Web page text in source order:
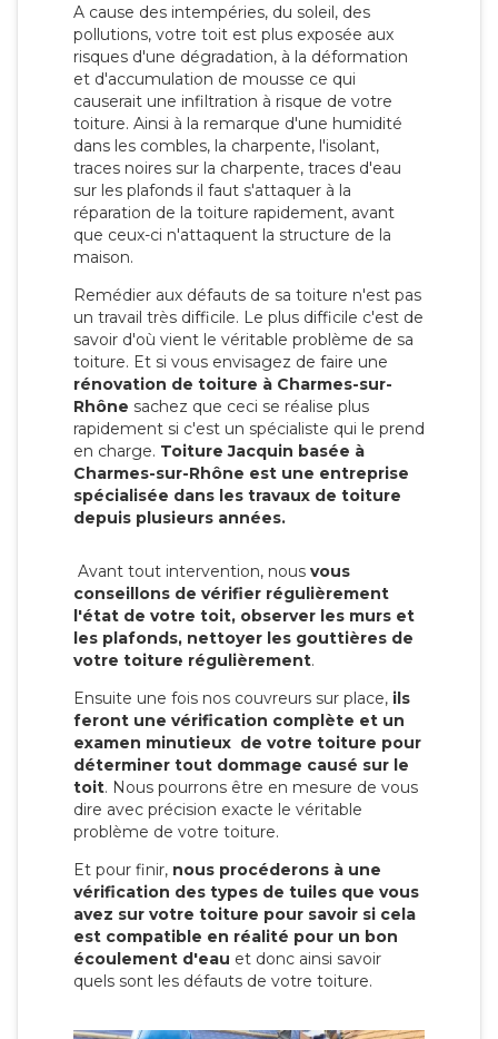
A cause des intempéries, du soleil, des
pollutions, votre toit est plus exposée aux
risques d'une dégradation, à la déformation
et d'accumulation de mousse ce qui
causerait une infiltration à risque de votre
toiture. Ainsi à la remarque d'une humidité
dans les combles, la charpente, l'isolant,
traces noires sur la charpente, traces d'eau
sur les plafonds il faut s'attaquer à la
réparation de la toiture rapidement, avant
que ceux-ci n'attaquent la structure de la
maison.
Remédier aux défauts de sa toiture n'est pas
un travail très difficile. Le plus difficile c'est de
savoir d'où vient le véritable problème de sa
toiture. Et si vous envisagez de faire une
rénovation de toiture à Charmes-sur-
Rhône sachez que ceci se réalise plus
rapidement si c'est un spécialiste qui le prend
en charge. Toiture Jacquin basée à
Charmes-sur-Rhône est une entreprise
spécialisée dans les travaux de toiture
depuis plusieurs années.
Avant tout intervention, nous vous
conseillons de vérifier régulièrement
l'état de votre toit, observer les murs et
les plafonds, nettoyer les gouttières de
votre toiture régulièrement.
Ensuite une fois nos couvreurs sur place, ils
feront une vérification complète et un
examen minutieux de votre toiture pour
déterminer tout dommage causé sur le
toit. Nous pourrons être en mesure de vous
dire avec précision exacte le véritable
problème de votre toiture.
Et pour finir, nous procéderons à une
vérification des types de tuiles que vous
avez sur votre toiture pour savoir si cela
est compatible en réalité pour un bon
écoulement d'eau et donc ainsi savoir
quels sont les défauts de votre toiture.